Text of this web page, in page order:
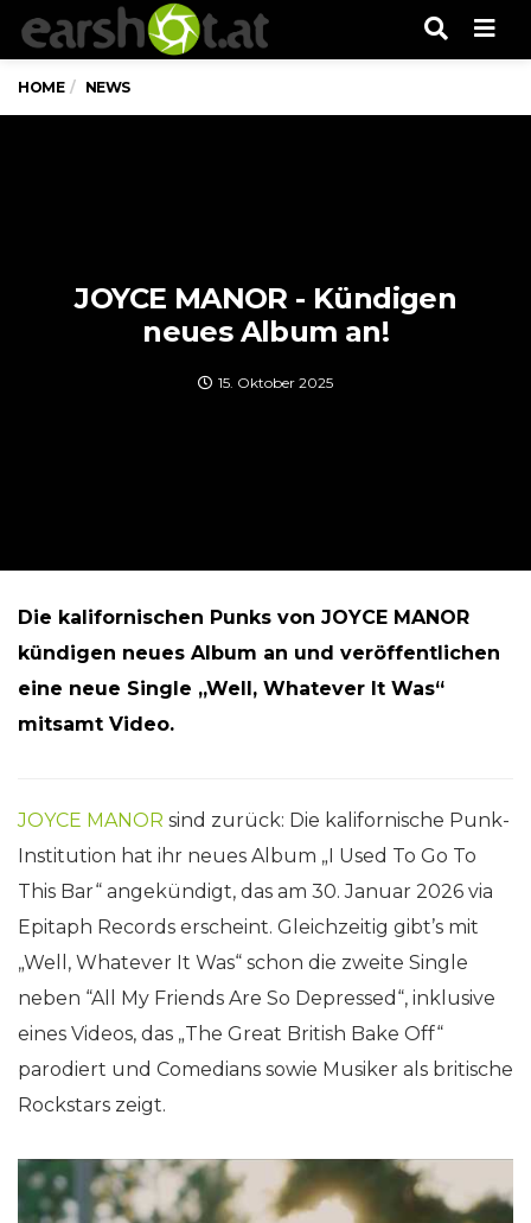
HOME NEWS
JOYCE MANOR - Kündigen
neues Album an!
15. Oktober 2025
Die kalifornischen Punks von JOYCE MANOR
kündigen neues Album an und veröffentlichen
eine neue Single „Well, Whatever It Was“
mitsamt Video.
JOYCE MANOR sind zurück: Die kalifornische Punk-
Institution hat ihr neues Album „I Used To Go To
This Bar“ angekündigt, das am 30. Januar 2026 via
Epitaph Records erscheint. Gleichzeitig gibt’s mit
„Well, Whatever It Was“ schon die zweite Single
neben “All My Friends Are So Depressed“, inklusive
eines Videos, das „The Great British Bake Off“
parodiert und Comedians sowie Musiker als britische
Rockstars zeigt.